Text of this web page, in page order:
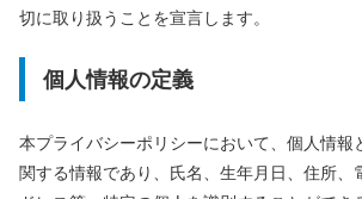
切に取り扱うことを宣言します。
個人情報の定義
本プライバシーポリシーにおいて、個人情報
関する情報であり、氏名、生年月日、住所、